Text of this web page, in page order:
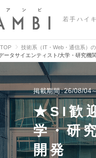
若手ハイ
技術系（IT・Web・通信系）
タサイエンティスト/大学・研究機
掲載期間 26/08/04
★SI歓
学・研
開発